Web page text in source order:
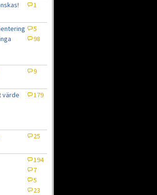
1
5
98
9
värde
179
25
194
7
5
23